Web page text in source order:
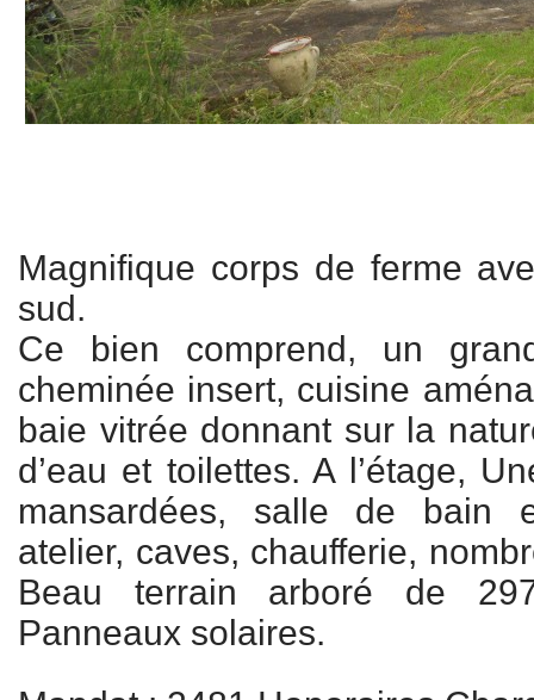
Magnifique corps de ferme
sud.
Ce bien comprend, un
cheminée insert, cuisine
baie vitrée donnant sur la
d’eau et toilettes. A l’étage,
mansardées, salle de bain
atelier, caves, chaufferie,
Beau terrain arboré de
Panneaux solaires.